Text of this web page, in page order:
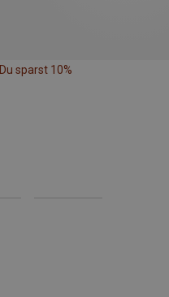
Du sparst 10%